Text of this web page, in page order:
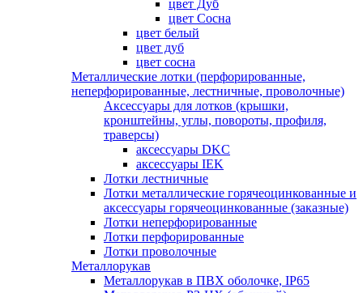
цвет Дуб
цвет Сосна
цвет белый
цвет дуб
цвет сосна
Металлические лотки (перфорированные,
неперфорированные, лестничные, проволочные)
Аксессуары для лотков (крышки,
кронштейны, углы, повороты, профиля,
траверсы)
аксессуары DKC
аксессуары IEK
Лотки лестничные
Лотки металлические горячеоцинкованные и
аксессуары горячеоцинкованные (заказные)
Лотки неперфорированные
Лотки перфорированные
Лотки проволочные
Металлорукав
Металлорукав в ПВХ оболочке, IP65